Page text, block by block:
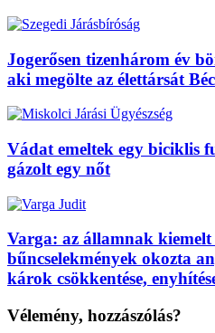
Jogerősen tizenhárom év
aki megölte az élettársát
Vádat emeltek egy biciklis
gázolt egy nőt
Varga: az államnak
bűncselekmények okozta
károk csökkentése,
Vélemény, hozzászólás?